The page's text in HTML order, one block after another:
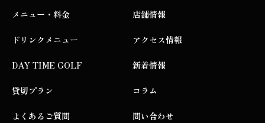
メニュー・料金
ドリンクメニュー
DAY TIME GOLF
貸切プラン
よくあるご質問
店舗情報
アクセス情報
新着情報
コラム
問い合わせ